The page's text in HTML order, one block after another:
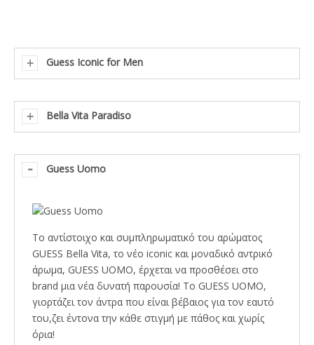
Guess Iconic for Men
Bella Vita Paradiso
Guess Uomo
To αντίστοιχο και συμπληρωματικό του αρώματος
GUESS Bella Vita, το νέο iconic και μοναδικό αντρικό
άρωμα, GUESS UOMO, έρχεται να προσθέσει στο
brand μια νέα δυνατή παρουσία! Το GUESS UOMO,
γιορτάζει τον άντρα που είναι βέβαιος για τον εαυτό
του,ζει έντονα την κάθε στιγμή με πάθος και χωρίς
όρια!